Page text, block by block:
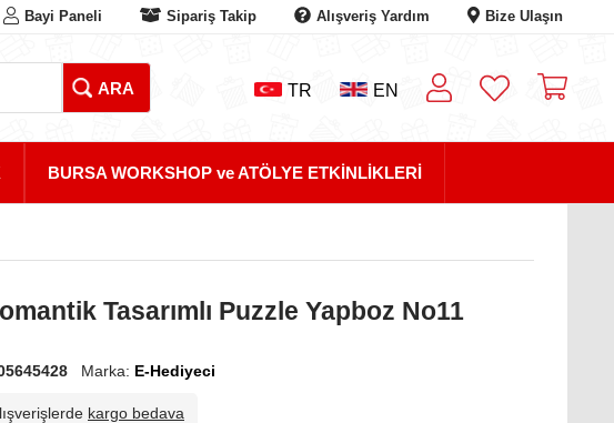
Bayi Paneli Sipariş Takip Alışveriş Yardım Bize Ulaşın
TR EN
BURSA WORKSHOP ve ATÖLYE ETKİNLİKLERİ
Tasarımlı Puzzle Yapboz No11
Marka: E-Hediyeci
kargo bedava